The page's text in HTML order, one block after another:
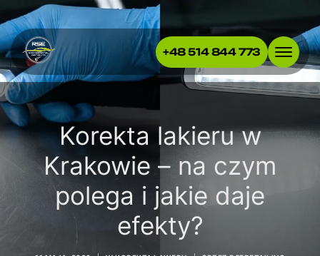
+48 514 844 773
Korekta lakieru w
Krakowie – na czym
polega i jakie daje
efekty?